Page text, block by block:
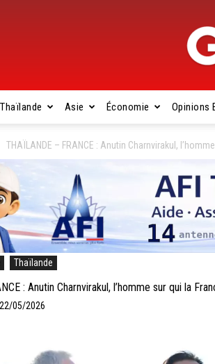
Thaïlande Asie Économie Opinions
THAÏLANDE – FRANCE : Anutin Charnvirakul,
Thaïlande
: Anutin Charnvirakul, l’homme sur qui la
05/2026